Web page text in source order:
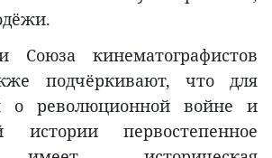
Союза кинематографистов
подчёркивают, что для
о революционной войне и
истории первостепенное